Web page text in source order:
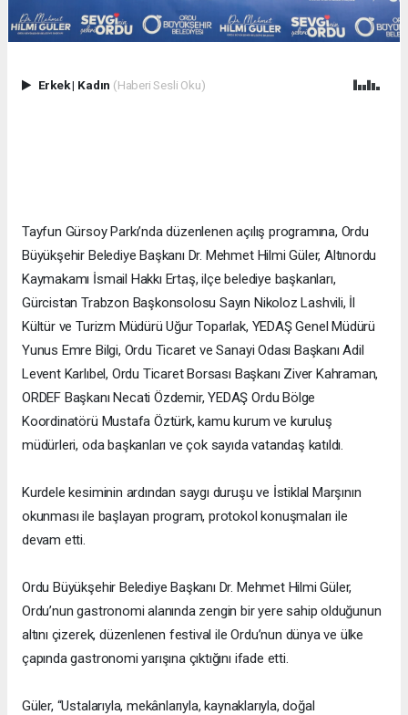
Erkek| Kadın (Haberi Sesli Oku)
Tayfun Gürsoy Parkı’nda düzenlenen açılış programına, Ordu
Büyükşehir Belediye Başkanı Dr. Mehmet Hilmi Güler, Altınordu
Kaymakamı İsmail Hakkı Ertaş, ilçe belediye başkanları,
Gürcistan Trabzon Başkonsolosu Sayın Nikoloz Lashvili, İl
Kültür ve Turizm Müdürü Uğur Toparlak, YEDAŞ Genel Müdürü
Yunus Emre Bilgi, Ordu Ticaret ve Sanayi Odası Başkanı Adil
Levent Karlıbel, Ordu Ticaret Borsası Başkanı Ziver Kahraman,
ORDEF Başkanı Necati Özdemir, YEDAŞ Ordu Bölge
Koordinatörü Mustafa Öztürk, kamu kurum ve kuruluş
müdürleri, oda başkanları ve çok sayıda vatandaş katıldı.
Kurdele kesiminin ardından saygı duruşu ve İstiklal Marşının
okunması ile başlayan program, protokol konuşmaları ile
devam etti.
Ordu Büyükşehir Belediye Başkanı Dr. Mehmet Hilmi Güler,
Ordu’nun gastronomi alanında zengin bir yere sahip olduğunun
altını çizerek, düzenlenen festival ile Ordu’nun dünya ve ülke
çapında gastronomi yarışına çıktığını ifade etti.
Güler, “Ustalarıyla, mekânlarıyla, kaynaklarıyla, doğal